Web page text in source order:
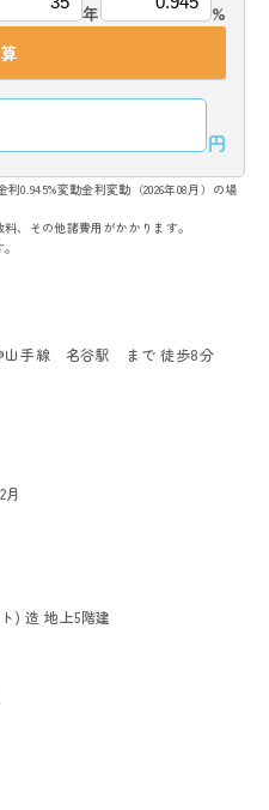
年
%
円
0.945%変動金利変動（2026年08月）の場
、その他諸費用がかかります。
山手線 名谷駅 まで 徒歩8分
) 造 地上5階建